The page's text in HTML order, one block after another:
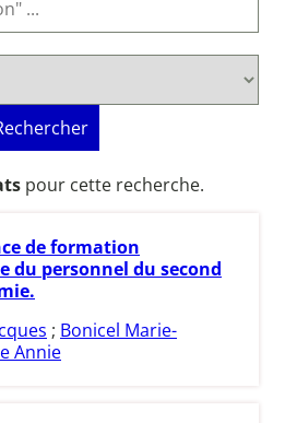
pour cette recherche.
de formation
du personnel du second
; Bonicel Marie-
Annie